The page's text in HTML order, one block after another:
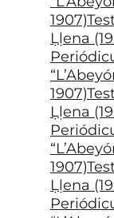
Ḷḷena
Ḷḷena
Ḷḷena